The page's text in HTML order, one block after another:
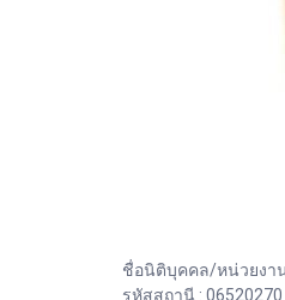
ชื่อนิติบุคคล/หน่วยงา
รหัสสถานี : 06520270